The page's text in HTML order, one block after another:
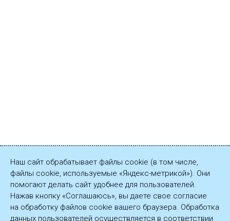
Наш сайт обрабатывает файлы cookie (в том числе,
файлы cookie, используемые «Яндекс-метрикой»). Они
помогают делать сайт удобнее для пользователей.
Нажав кнопку «Соглашаюсь», вы даете свое согласие
на обработку файлов cookie вашего браузера. Обработка
данных пользователей осуществляется в соответствии